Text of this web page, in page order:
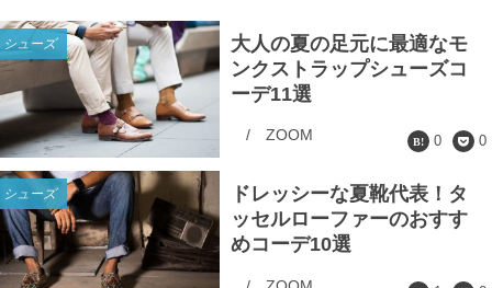
シューズ
大人の夏の足元に最適なモ
ンクストラップシューズコ
ーデ11選
/ ZOOM 0 0
シューズ
ドレッシーな夏靴代表！タ
ッセルローファーのおすす
めコーデ10選